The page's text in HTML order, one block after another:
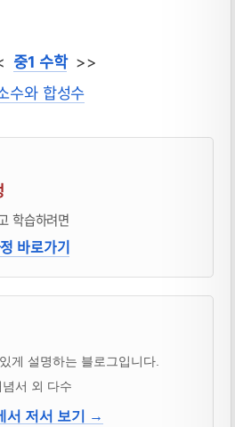
중1 수학>>
수와 합성수
학습하려면
바로가기
재 소개
게 설명하는 블로그입니다.
서 외 다수
그서 저서 보기 →